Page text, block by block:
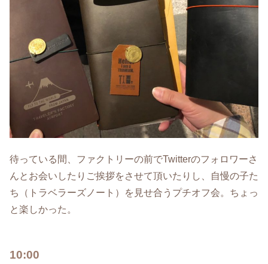
待っている間、ファクトリーの前でTwitterのフォロワーさ
んとお会いしたりご挨拶をさせて頂いたりし、自慢の子た
ち（トラベラーズノート）を見せ合うプチオフ会。ちょっ
と楽しかった。
10:00